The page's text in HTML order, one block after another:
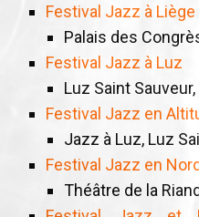
Festival Jazz à Liège
Palais des
Festival Jazz à Luz
Luz Saint
Festival Jazz en
Jazz à Luz, Luz
Festival Jazz en
Théâtre de la